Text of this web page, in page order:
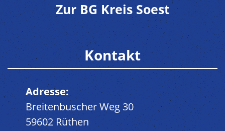
Zur BG Kreis Soest
Kontakt
Adresse:
Breitenbuscher Weg 30
59602 Rüthen